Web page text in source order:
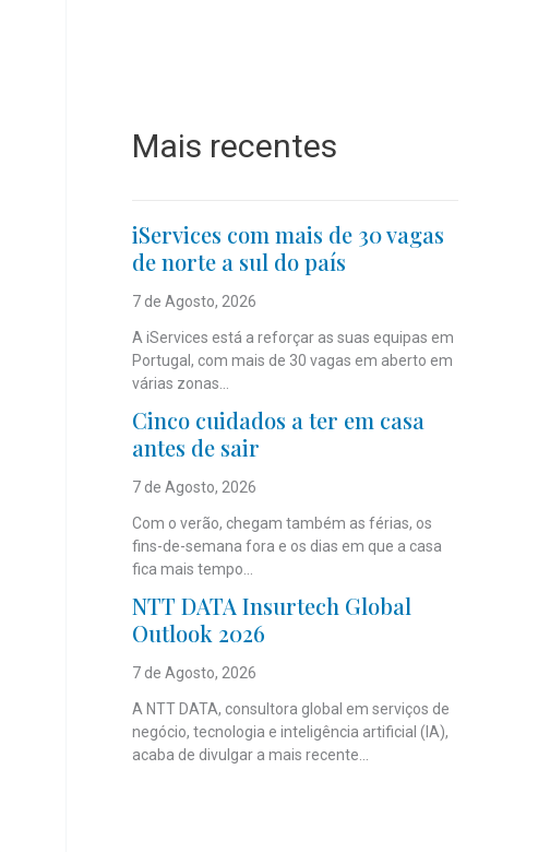
Mais recentes
iServices com mais de 30 vagas
de norte a sul do país
7 de Agosto, 2026
A iServices está a reforçar as suas equipas em
Portugal, com mais de 30 vagas em aberto em
várias zonas...
Cinco cuidados a ter em casa
antes de sair
7 de Agosto, 2026
Com o verão, chegam também as férias, os
fins-de-semana fora e os dias em que a casa
fica mais tempo...
NTT DATA Insurtech Global
Outlook 2026
7 de Agosto, 2026
A NTT DATA, consultora global em serviços de
negócio, tecnologia e inteligência artificial (IA),
acaba de divulgar a mais recente...